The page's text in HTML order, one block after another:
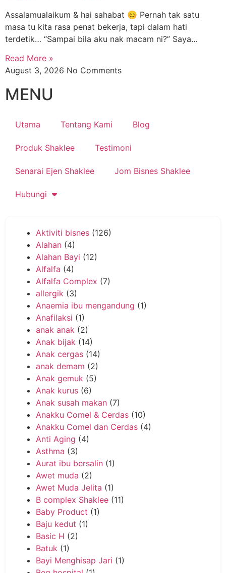
Assalamualaikum & hai sahabat 😊 Pernah tak satu
masa tu kita rasa penat bekerja, tapi dalam hati
terdetik… “Sampai bila aku nak macam ni?” Saya…
Read More »
August 3, 2026 No Comments
MENU
Utama Tentang Kami Blog
Produk Shaklee Testimoni
Senarai Ejen Shaklee Jom Bisnes Shaklee
Hubungi
Aktiviti bisnes (126)
Alahan (4)
Alahan Bayi (12)
Alfalfa (4)
Alfalfa Complex (7)
allergik (3)
Anaemia ibu mengandung (1)
Anafilaksi (1)
anak anak (2)
Anak bijak (14)
Anak cergas (14)
anak demam (2)
Anak gemuk (5)
Anak kurus (6)
Anak susah makan (7)
Anakku Comel & Cerdas (10)
Anakku Comel dan Cerdas (4)
Anti Aging (4)
Asthma (3)
Aurat ibu bersalin (1)
Awet muda (2)
Awet Muda Jelita (1)
B complex Shaklee (11)
Baby Product (1)
Baju kedut (1)
Basic H (2)
Batuk (1)
Bayi Menghisap Jari (1)